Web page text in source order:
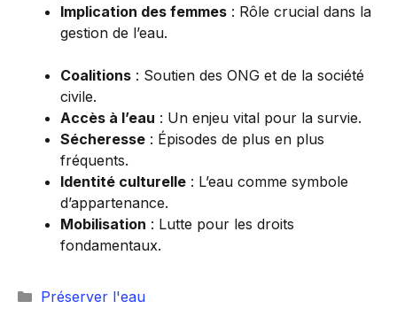
Implication des femmes : Rôle crucial dans la
gestion de l’eau.
Coalitions : Soutien des ONG et de la société
civile.
Accès à l’eau : Un enjeu vital pour la survie.
Sécheresse : Épisodes de plus en plus
fréquents.
Identité culturelle : L’eau comme symbole
d’appartenance.
Mobilisation : Lutte pour les droits
fondamentaux.
Catégories
Préserver l'eau